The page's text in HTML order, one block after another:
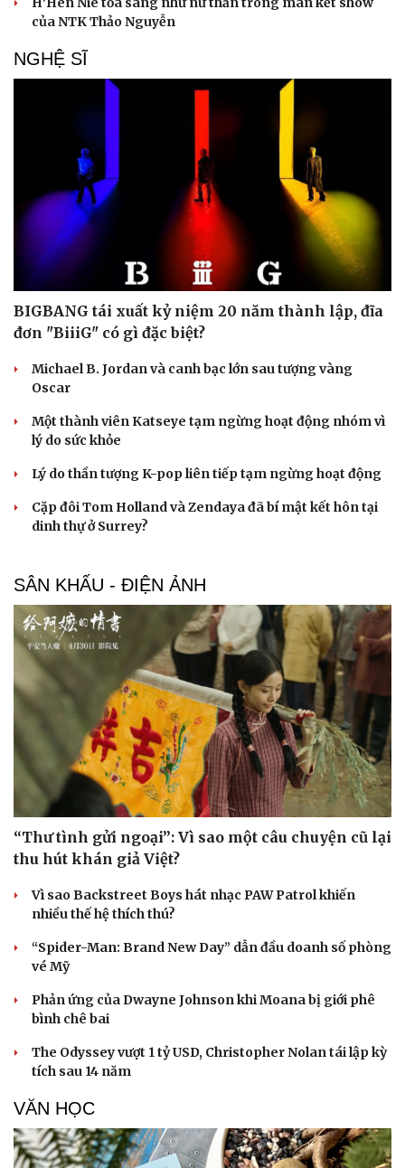
Văn học
Di sản
của NTK Thảo Nguyễn
NGHỆ SĨ
BIGBANG tái xuất kỷ niệm 20 năm thành lập, đĩa
đơn "BiiiG" có gì đặc biệt?
Michael B. Jordan và canh bạc lớn sau tượng vàng
Oscar
Một thành viên Katseye tạm ngừng hoạt động nhóm vì
lý do sức khỏe
Lý do thần tượng K-pop liên tiếp tạm ngừng hoạt động
Cặp đôi Tom Holland và Zendaya đã bí mật kết hôn tại
dinh thự ở Surrey?
SÂN KHẤU - ĐIỆN ẢNH
“Thư tình gửi ngoại”: Vì sao một câu chuyện cũ lại
thu hút khán giả Việt?
Vì sao Backstreet Boys hát nhạc PAW Patrol khiến
nhiều thế hệ thích thú?
“Spider-Man: Brand New Day” dẫn đầu doanh số phòng
vé Mỹ
Phản ứng của Dwayne Johnson khi Moana bị giới phê
bình chê bai
The Odyssey vượt 1 tỷ USD, Christopher Nolan tái lập kỳ
tích sau 14 năm
VĂN HỌC